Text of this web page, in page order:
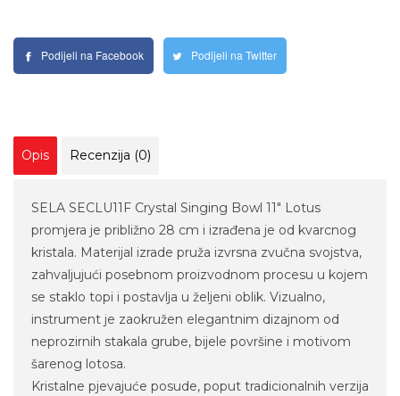
Podijeli na Facebook Podijeli na Twitter
Opis Recenzija (0)
SELA SECLU11F Crystal Singing Bowl 11" Lotus
promjera je približno 28 cm i izrađena je od kvarcnog
kristala. Materijal izrade pruža izvrsna zvučna svojstva,
zahvaljujući posebnom proizvodnom procesu u kojem
se staklo topi i postavlja u željeni oblik. Vizualno,
instrument je zaokružen elegantnim dizajnom od
neprozirnih stakala grube, bijele površine i motivom
šarenog lotosa.
Kristalne pjevajuće posude, poput tradicionalnih verzija